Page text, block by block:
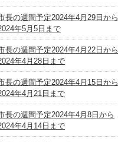
長の週間予定2024年4月29日から
年5月5日まで
長の週間予定2024年4月22日から
年4月28日まで
長の週間予定2024年4月15日から
年4月21日まで
長の週間予定2024年4月8日から
年4月14日まで